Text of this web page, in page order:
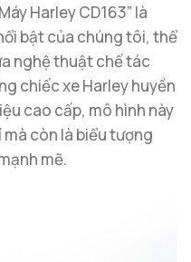
Harley CD163” là
bật của chúng tôi, thể
nghệ thuật chế tác
chiếc xe Harley huyền
cao cấp, mô hình này
còn là biểu tượng
mẽ.